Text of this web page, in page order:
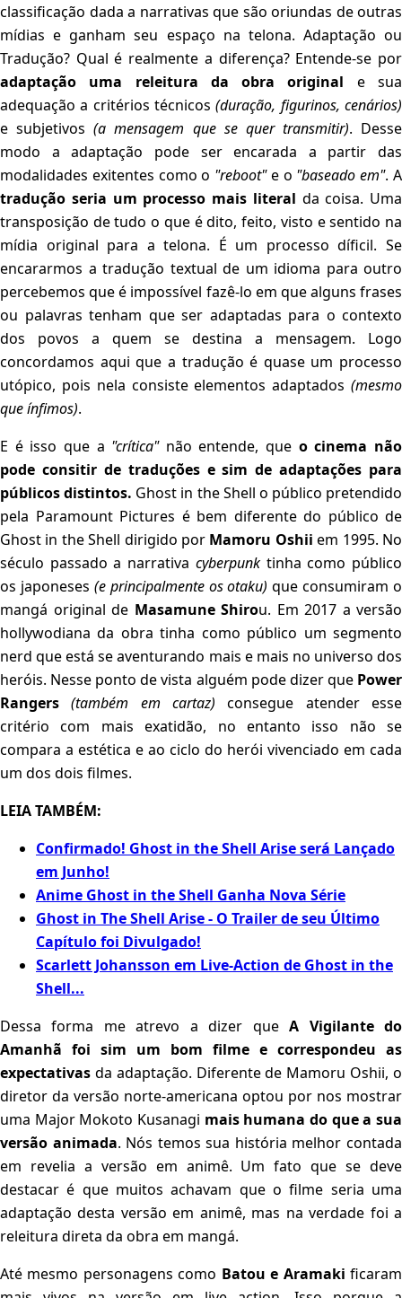
classificação dada a narrativas que são oriundas de outras
mídias e ganham seu espaço na telona. Adaptação ou
Tradução? Qual é realmente a diferença? Entende-se por
adaptação uma releitura da obra original e sua
adequação a critérios técnicos (duração, figurinos, cenários)
e subjetivos(a mensagem que se quer transmitir). Desse
modo a adaptação pode ser encarada a partir das
modalidades exitentes como o "reboot"e o "baseado em". A
tradução seria um processo mais literal da coisa. Uma
transposição de tudo o que é dito, feito, visto e sentido na
mídia original para a telona. É um processo díficil. Se
encararmos a tradução textual de um idioma para outro
percebemos que é impossível fazê-lo em que alguns frases
ou palavras tenham que ser adaptadas para o contexto
dos povos a quem se destina a mensagem. Logo
concordamos aqui que a tradução é quase um processo
utópico, pois nela consiste elementos adaptados (mesmo
que ínfimos).
E é isso que a "crítica"não entende, que o cinema não
pode consitir de traduções e sim de adaptações para
públicos distintos. Ghost in the Shell o público pretendido
pela Paramount Pictures é bem diferente do público de
Ghost in the Shell dirigido por Mamoru Oshii em 1995. No
século passado a narrativa cyberpunk tinha como público
os japoneses (e principalmente os otaku) que consumiram o
mangá original de Masamune Shirou. Em 2017 a versão
hollywodiana da obra tinha como público um segmento
nerd que está se aventurando mais e mais no universo dos
heróis. Nesse ponto de vista alguém pode dizer que Power
Rangers
(também em cartaz) consegue atender esse
critério com mais exatidão, no entanto isso não se
compara a estética e ao ciclo do herói vivenciado em cada
um dos dois filmes.
LEIA TAMBÉM:
Confirmado! Ghost in the Shell Arise será Lançado
em Junho!
Anime Ghost in the Shell Ganha Nova Série
Ghost in The Shell Arise - O Trailer de seu Último
Capítulo foi Divulgado!
Scarlett Johansson em Live-Action de Ghost in the
Shell...
Dessa forma me atrevo a dizer queA Vigilante do
Amanhã foi sim um bom filme e correspondeu as
expectativas da adaptação. Diferente de Mamoru Oshii, o
diretor da versão norte-americana optou por nos mostrar
uma Major Mokoto Kusanagi mais humana do que a sua
versão animada. Nós temos sua história melhor contada
em revelia a versão em animê. Um fato que se deve
destacar é que muitos achavam que o filme seria uma
adaptação desta versão em animê, mas na verdade foi a
releitura direta da obra em mangá.
Até mesmo personagens como Batou e Aramakificaram